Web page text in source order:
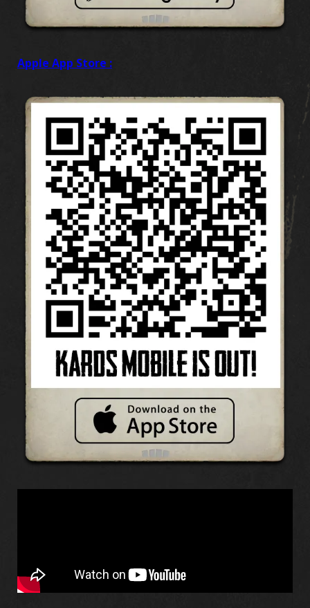
Apple App Store :